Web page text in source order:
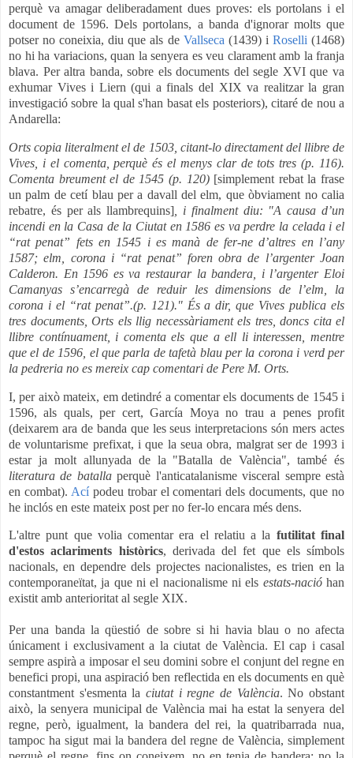
perquè va amagar deliberadament dues proves: els portolans i el
document de 1596. Dels portolans, a banda d'ignorar molts que
potser no coneixia, diu que als de Vallseca (1439) i Roselli(1468)
no hi ha variacions, quan la senyera es veu clarament amb la franja
blava. Per altra banda, sobre els documents del segle XVI que va
exhumar Vives i Liern (qui a finals del XIX va realitzar la gran
investigació sobre la qual s'han basat els posteriors), citaré de nou a
Andarella:
Orts copia literalment el de 1503, citant-lo directament del llibre de
Vives, i el comenta, perquè és el menys clar de tots tres (p. 116).
Comenta breument el de 1545 (p. 120)[simplement rebat la frase
un palm de cetí blau per a davall del elm, que òbviament no calia
rebatre, és per als llambrequins]
i finalment diu: "A causa d’un
incendi en la Casa de la Ciutat en 1586 es va perdre la celada i el
“rat penat” fets en 1545 i es manà de fer-ne d’altres en l’any
1587; elm, corona i “rat penat” foren obra de l’argenter Joan
Calderon. En 1596 es va restaurar la bandera, i l’argenter Eloi
Camanyas s’encarregà de reduir les dimensions de l’elm, la
corona i el “rat penat”.(p. 121)." És a dir, que Vives publica els
tres documents, Orts els llig necessàriament els tres, doncs cita el
llibre contínuament, i comenta els que a ell li interessen, mentre
que el de 1596, el que parla de tafetà blau per la corona i verd per
la pedreria no es mereix cap comentari de Pere M. Orts.
I, per això mateix, em detindré a comentar els documents de 1545 i
1596, als quals, per cert, García Moya no trau a penes profit
(deixarem ara de banda que les seus interpretacions són mers actes
de voluntarisme prefixat, i que la seua obra, malgrat ser de 1993 i
estar ja molt allunyada de la "Batalla de València", també és
literatura de batallaperquè l'anticatalanisme visceral sempre està
en combat). Ací podeu trobar el comentari dels documents, que no
he inclós en este mateix post per no fer-lo encara més dens.
L'altre punt que volia comentar era el relatiu a la futilitat final
d'estos aclariments històrics, derivada del fet que els símbols
nacionals, en dependre dels projectes nacionalistes, es trien en la
contemporaneïtat, ja que ni el nacionalisme ni els estats-nacióhan
existit amb anterioritat al segle XIX.
Per una banda la qüestió de sobre si hi havia blau o no afecta
únicament i exclusivament a la ciutat de València. El cap i casal
sempre aspirà a imposar el seu domini sobre el conjunt del regne en
benefici propi, una aspiració ben reflectida en els documents en què
constantment s'esmenta la ciutat i regne de València. No obstant
això, la senyera municipal de València mai ha estat la senyera del
regne, però, igualment, la bandera del rei, la quatribarrada nua,
tampoc ha sigut mai la bandera del regne de València, simplement